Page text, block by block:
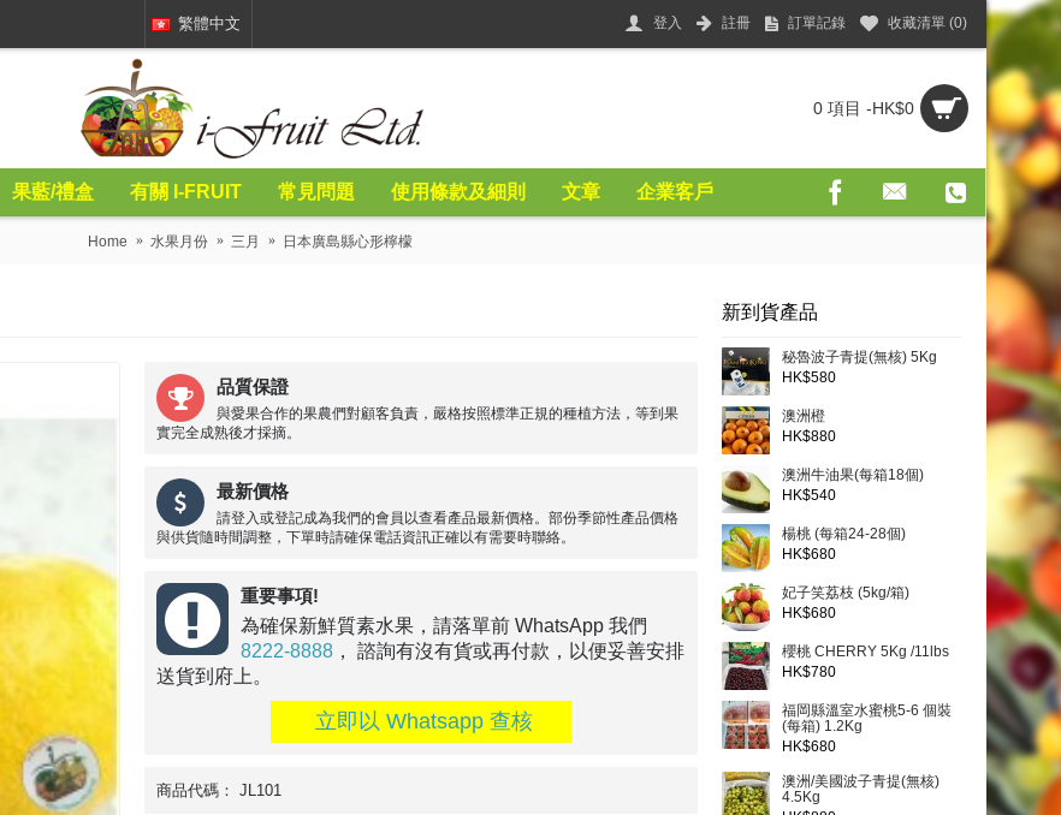
繁體中文 登入 註冊 訂單記錄 收藏清單 (0)
0 項目 -HK$0
果藍/禮盒 有關 I-FRUIT 常見問題 使用條款及細則 文章 企業客戶
Home 水果月份 三月 日本廣島縣心形檸檬
新到貨產品
秘魯波子青提(無核) 5Kg
HK$580
澳洲橙
HK$880
澳洲牛油果(每箱18個)
HK$540
楊桃 (每箱24-28個)
HK$680
妃子笑荔枝 (5kg/箱)
HK$680
櫻桃 CHERRY 5Kg /11lbs
HK$780
福岡縣溫室水蜜桃5-6 個裝
(每箱) 1.2Kg
HK$680
澳洲/美國波子青提(無核)
4.5Kg
品質保證
與愛果合作的果農們對顧客負責，嚴格按照標準正規的種植方法，等到果
實完全成熟後才採摘。
最新價格
請登入或登記成為我們的會員以查看產品最新價格。部份季節性產品價格
與供貨隨時間調整，下單時請確保電話資訊正確以有需要時聯絡。
重要事項!
為確保新鮮質素水果，請落單前 WhatsApp 我們
8222-8888 ， 諮詢有沒有貨或再付款，以便妥善安排
送貨到府上。
立即以 Whatsapp 查核
商品代碼： JL101